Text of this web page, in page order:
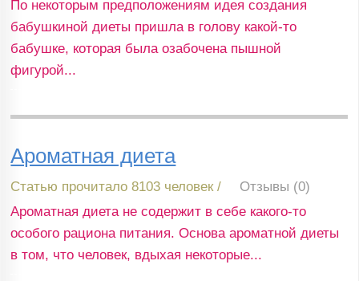
По некоторым предположениям идея создания
бабушкиной диеты пришла в голову какой-то
бабушке, которая была озабочена пышной
фигурой...
Ароматная диета
Статью прочитало 8103 человек /
Отзывы (0)
Ароматная диета не содержит в себе какого-то
особого рациона питания. Основа ароматной диеты
в том, что человек, вдыхая некоторые...